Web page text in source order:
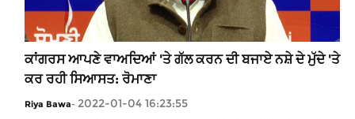
ਕਾਂਗਰਸ ਆਪਣੇ ਵਾਅਦਿਆਂ 'ਤੇ ਗੱਲ ਕਰਨ ਦੀ ਬਜਾਏ ਨਸ਼ੇ ਦੇ ਮੁੱਦੇ 'ਤੇ
ਕਰ ਰਹੀ ਸਿਆਸਤ: ਰੋਮਾਣਾ
Riya Bawa- 2022-01-04 16:23:55